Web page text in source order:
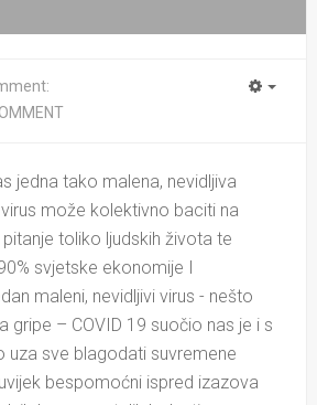
jedna tako malena, nevidljiva
može kolektivno baciti na
toliko ljudskih života te
svjetske ekonomije I
maleni, nevidljivi virus - nešto
gripe – COVID 19 suočio nas je i s
uza sve blagodati suvremene
bespomoćni ispred izazova